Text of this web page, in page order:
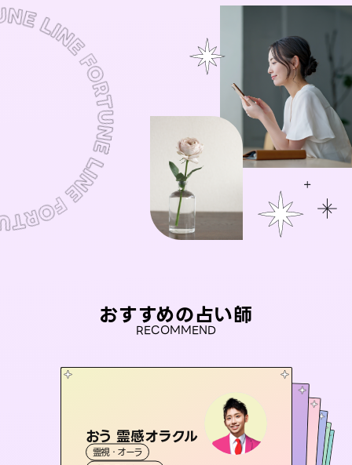
おすすめの占い師
RECOMMEND
おう 霊感オラクル
霊視・オーラアイリス -iris-
西洋占星術桃源珠羽 とうげんみう）
霊視・オーラ未来視師＊花
セラピスト理恵